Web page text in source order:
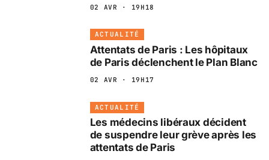
02 AVR · 19H18
ACTUALITÉ
Attentats de Paris : Les hôpitaux
de Paris déclenchent le Plan Blanc
02 AVR · 19H17
ACTUALITÉ
Les médecins libéraux décident
de suspendre leur grève après les
attentats de Paris